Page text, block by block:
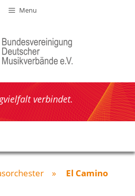
Menu
verbindet.
» El Camino